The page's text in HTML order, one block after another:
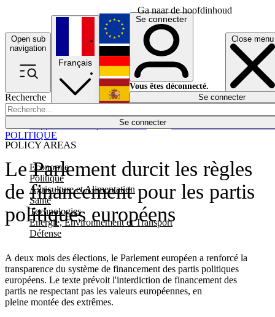
Ga naar de hoofdinhoud
Open sub
navigation
Close menu
Recherche
Se connecter
POLICY AREAS
Economie
Politique
Agriculture et Alimentation
Santé
Technologies
Energie, Environnement et Transport
Défense
Économie
Français
English
Deutsch
Español
Se connecter
Vous êtes déconnecté.
Se connecter
Le Parlement durcit les règles
de financement pour les partis
politiques européens
A deux mois des élections, le Parlement européen a renforcé la
transparence du système de financement des partis politiques
européens. Le texte prévoit l'interdiction de financement des
partis ne respectant pas les valeurs européennes, en
pleine montée des extrêmes.
POLITIQUE